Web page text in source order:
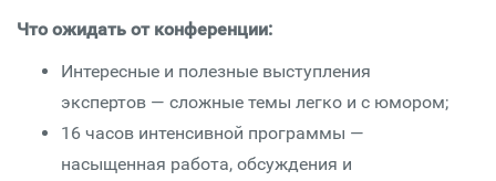
Что ожидать от конференции:
Интересные и полезные выступления
экспертов — сложные темы легко и с юмором;
16 часов интенсивной программы —
насыщенная работа, обсуждения и